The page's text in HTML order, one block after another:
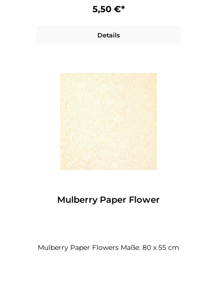
5,50 €*
Details
Mulberry Paper Flower
Mulberry Paper Flowers Maße: 80 x 55 cm